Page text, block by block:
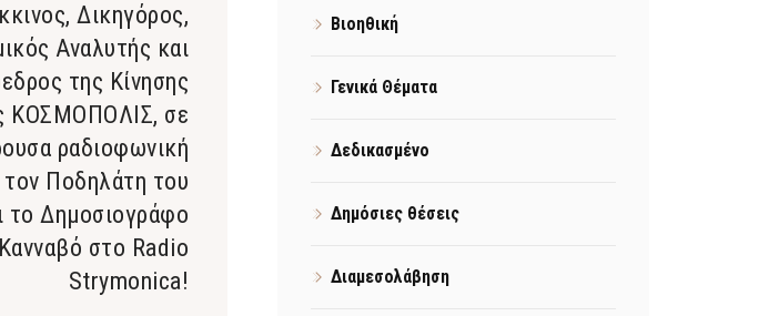
Δικηγόρος,
Αναλυτής και
της Κίνησης
ΚΟΣΜΟΠΟΛΙΣ, σε
ραδιοφωνική
τον Ποδηλάτη του
το Δημοσιογράφο
στο Radio
Strymonica!
Βιοηθική
Γενικά Θέματα
Δεδικασμένο
Δημόσιες θέσεις
Διαμεσολάβηση